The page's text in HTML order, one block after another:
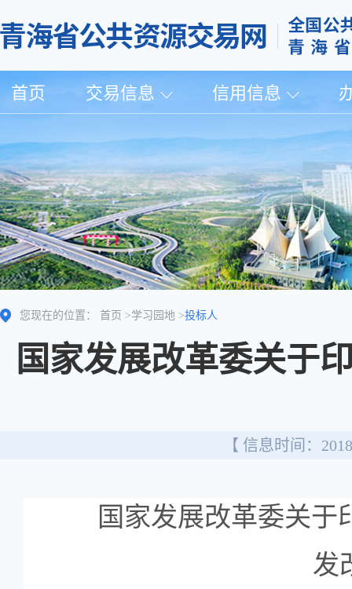
首页 交易信息 信用信息
您现在的位置： 首页 >学习园地 >投标人
国家发展改革委关于
【 信息时间：
国家发展改革委关于
发